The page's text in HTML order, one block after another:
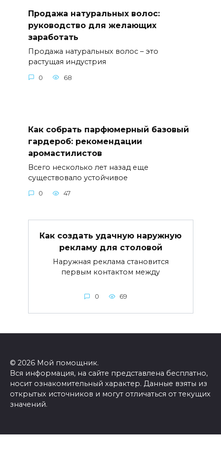
Продажа натуральных волос:
руководство для желающих
заработать
Продажа натуральных волос – это
растущая индустрия
0 68
Как собрать парфюмерный базовый
гардероб: рекомендации
аромастилистов
Всего несколько лет назад еще
существовало устойчивое
0 47
Как создать удачную наружную
рекламу для столовой
Наружная реклама становится
первым контактом между
0 69
© 2026 Мой помощник.
Вся информация, на сайте представлена бесплатно,
носит ознакомительный характер. Данные взяты из
открытых источников и могут отличаться от текущих
значений.